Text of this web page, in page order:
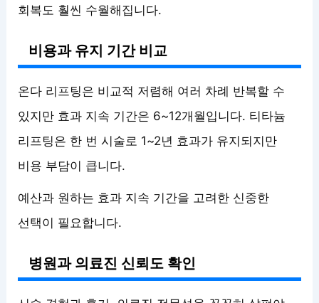
회복도 훨씬 수월해집니다.
비용과 유지 기간 비교
온다 리프팅은 비교적 저렴해 여러 차례 반복할 수
있지만 효과 지속 기간은 6~12개월입니다. 티타늄
리프팅은 한 번 시술로 1~2년 효과가 유지되지만
비용 부담이 큽니다.
예산과 원하는 효과 지속 기간을 고려한 신중한
선택이 필요합니다.
병원과 의료진 신뢰도 확인